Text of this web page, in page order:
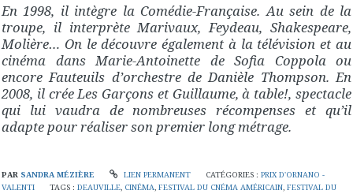
En 1998, il intègre la Comédie-Française. Au sein de la
troupe, il interprète Marivaux, Feydeau, Shakespeare,
Molière… On le découvre également à la télévision et au
cinéma dans Marie-Antoinette de Sofia Coppola ou
encore Fauteuils d’orchestre de Danièle Thompson. En
2008, il crée Les Garçons et Guillaume, à table!, spectacle
qui lui vaudra de nombreuses récompenses et qu’il
adapte pour réaliser son premier long métrage.
PAR SANDRA MÉZIÈRE LIEN PERMANENT CATÉGORIES :PRIX D'ORNANO -
VALENTI
TAGS :DEAUVILLE, CINÉMA,FESTIVAL DU CNÉMA AMÉRICAIN,FESTIVAL DU